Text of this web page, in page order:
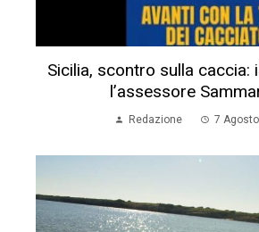
Sicilia, scontro sulla caccia:
l’assessore
Redazione 7